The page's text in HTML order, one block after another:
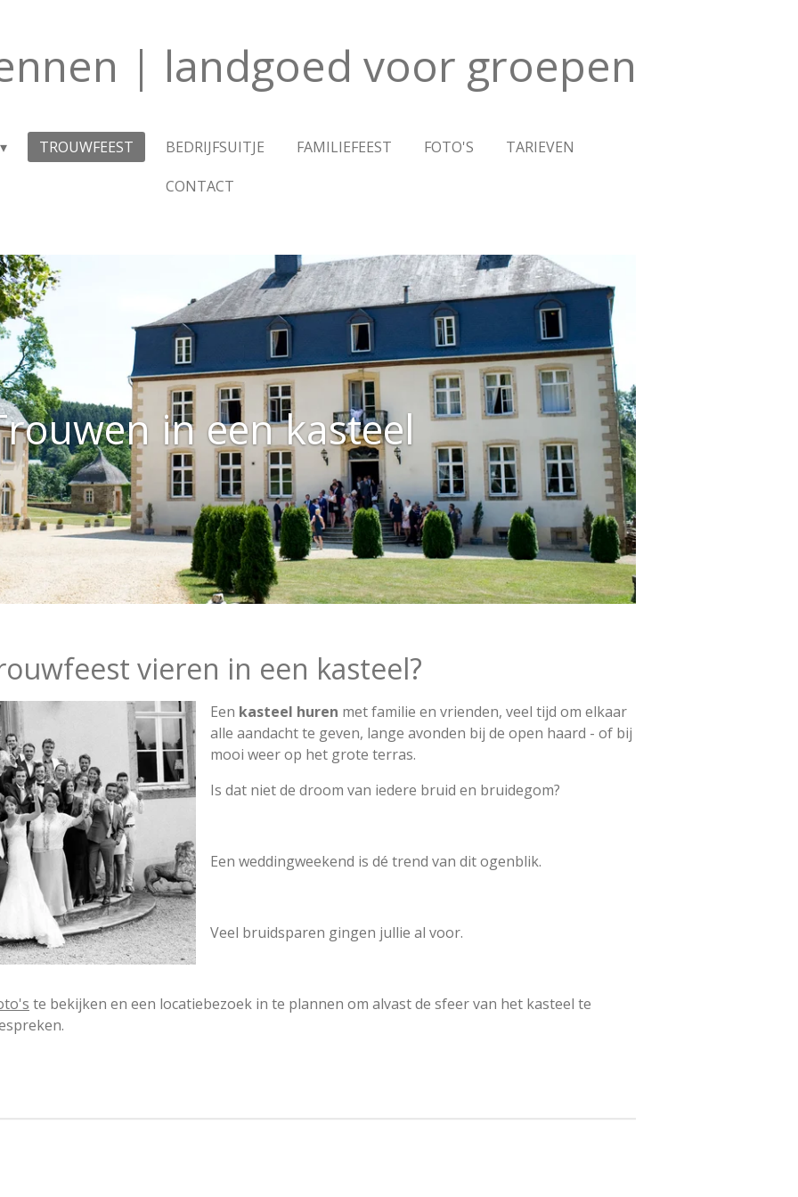
| landgoed voor groepen
TROUWFEEST BEDRIJFSUITJE FAMILIEFEEST FOTO'S
TARIEVEN
CONTACT
in een kasteel
vieren in een kasteel?
Een kasteel huren met familie en vrienden, veel tijd om elkaar
alle aandacht te geven, lange avonden bij de open haard - of bij
mooi weer op het grote terras.
Is dat niet de droom van iedere bruid en bruidegom?
Een weddingweekend is dé trend van dit ogenblik.
Veel bruidsparen gingen jullie al voor.
te bekijken en een locatiebezoek in te plannen om alvast de sfeer van het kasteel te